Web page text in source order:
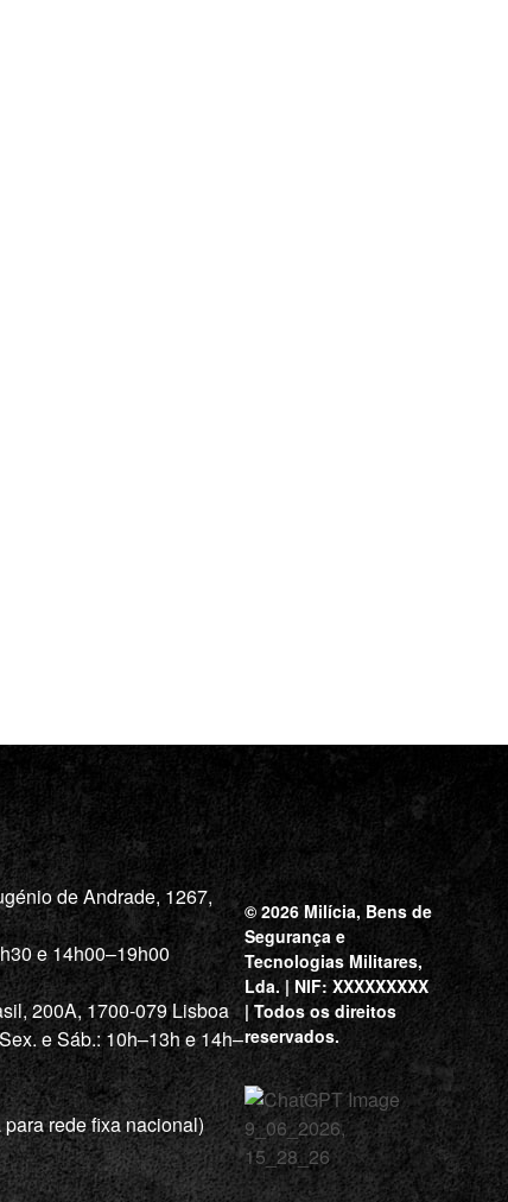
de Andrade, 1267,
e 14h00–19h00
200A, 1700-079 Lisboa
e Sáb.: 10h–13h e 14h–
rede fixa nacional)
© 2026 Milícia, Bens de
Segurança e
Tecnologias Militares,
Lda. | NIF: XXXXXXXXX
| Todos os direitos
reservados.